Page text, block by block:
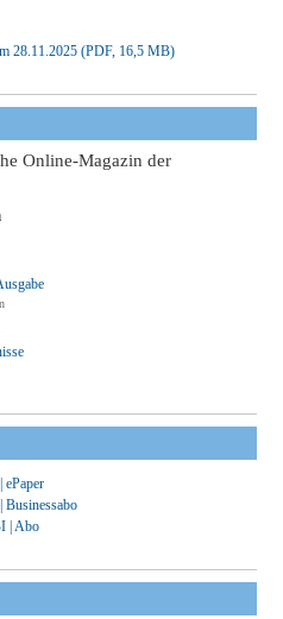
28.11.2025 (PDF, 16,5 MB)
Online-Magazin der
ePaper
Businessabo
| Abo